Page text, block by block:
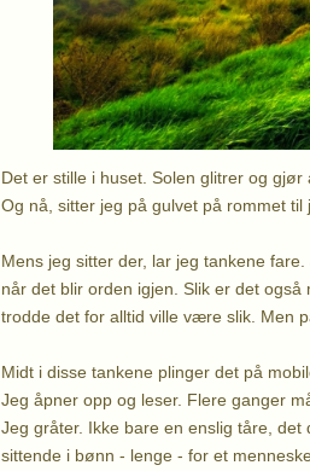
Det er stille i huset. Solen glitrer og
Og nå, sitter jeg på gulvet på rommet
Mens jeg sitter der, lar jeg tankene
når det blir orden igjen. Slik er det
trodde det for alltid ville være slik. Men
Midt i disse tankene plinger det på
Jeg åpner opp og leser. Flere ganger
Jeg gråter. Ikke bare en enslig tåre,
sittende i bønn - lenge - for et